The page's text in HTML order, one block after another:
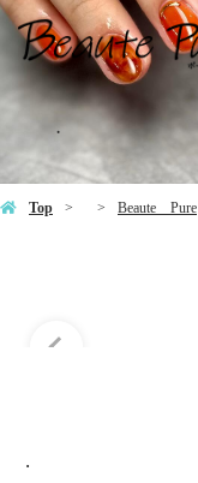
.
Top Beaute Pure
.